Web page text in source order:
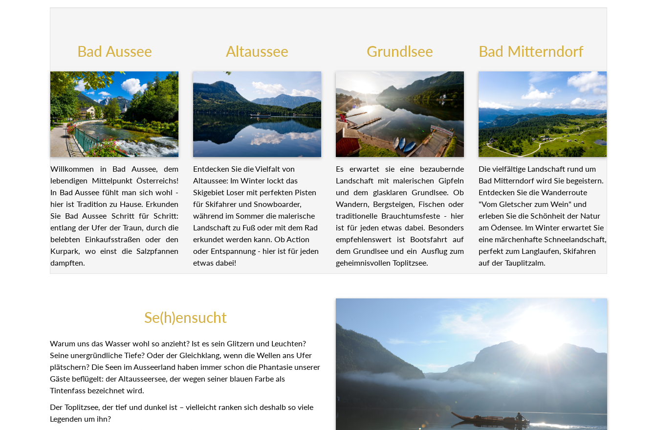
Bad Aussee
Willkommen in Bad Aussee, dem
lebendigen Mittelpunkt Österreichs!
In Bad Aussee fühlt man sich wohl -
hier ist Tradition zu Hause. Erkunden
Sie Bad Aussee Schritt für Schritt:
entlang der Ufer der Traun, durch die
belebten Einkaufsstraßen oder den
Kurpark, wo einst die Salzpfannen
dampften.
Altaussee
Entdecken Sie die Vielfalt von
Altaussee: Im Winter lockt das
Skigebiet Loser mit perfekten Pisten
für Skifahrer und Snowboarder,
während im Sommer die malerische
Landschaft zu Fuß oder mit dem Rad
erkundet werden kann. Ob Action
oder Entspannung - hier ist für jeden
etwas dabei!
Grundlsee
Es erwartet sie eine bezaubernde
Landschaft mit malerischen Gipfeln
und dem glasklaren Grundlsee. Ob
Wandern, Bergsteigen, Fischen oder
traditionelle Brauchtumsfeste - hier
ist für jeden etwas dabei. Besonders
empfehlenswert ist Bootsfahrt auf
dem Grundlsee und ein Ausflug zum
geheimnisvollen Toplitzsee.
Bad Mitterndorf
Die vielfältige Landschaft rund um
Bad Mitterndorf wird Sie begeistern.
Entdecken Sie die Wanderroute
"Vom Gletscher zum Wein" und
erleben Sie die Schönheit der Natur
am Ödensee. Im Winter erwartet Sie
eine märchenhafte Schneelandschaft,
perfekt zum Langlaufen, Skifahren
auf der Tauplitzalm.
Se(h)ensucht
Warum uns das Wasser wohl so anzieht? Ist es sein Glitzern und Leuchten?
Seine unergründliche Tiefe? Oder der Gleichklang, wenn die Wellen ans Ufer
plätschern? Die Seen im Ausseerland haben immer schon die Phantasie unserer
Gäste beflügelt: der Altausseersee, der wegen seiner blauen Farbe als
Tintenfass bezeichnet wird.
Der Toplitzsee, der tief und dunkel ist – vielleicht ranken sich deshalb so viele
Legenden um ihn?